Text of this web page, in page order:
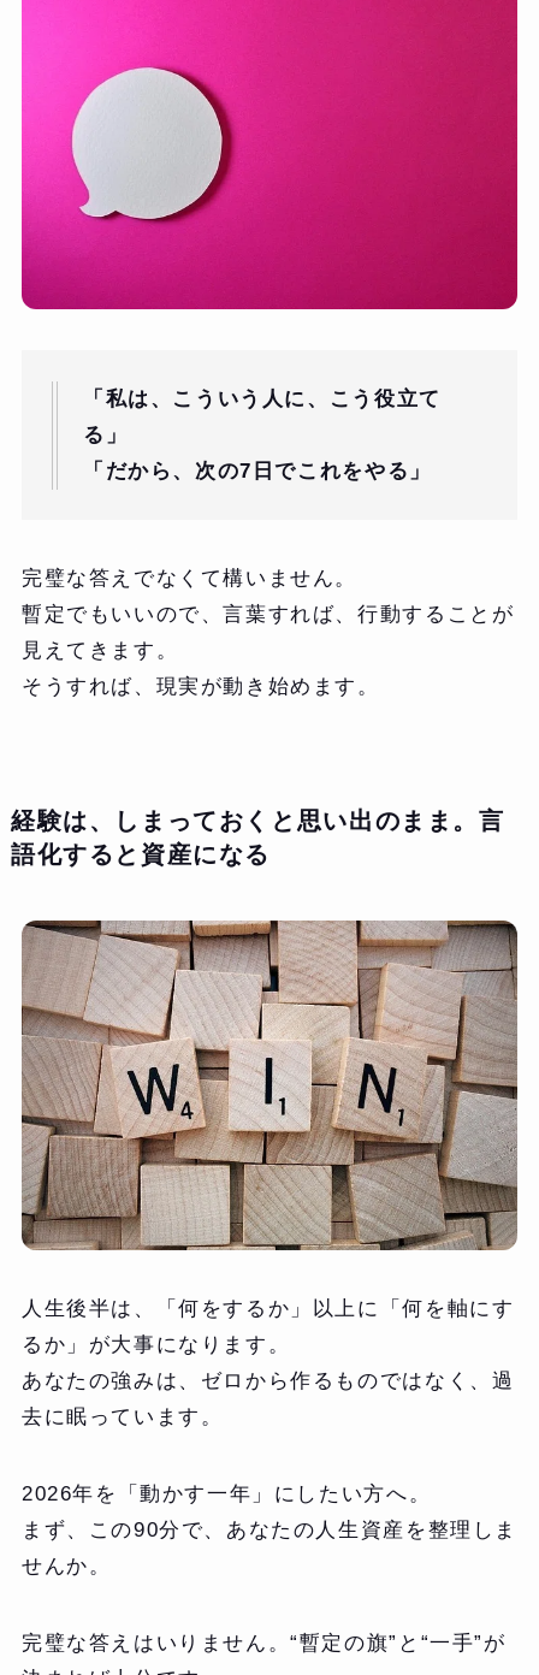
「私は、こういう人に、こう役立て
る」
「だから、次の7日でこれをやる」
完璧な答えでなくて構いません。
暫定でもいいので、言葉すれば、行動することが
見えてきます。
そうすれば、現実が動き始めます。
経験は、しまっておくと思い出のまま。言
語化すると資産になる
人生後半は、「何をするか」以上に「何を軸にす
るか」が大事になります。
あなたの強みは、ゼロから作るものではなく、過
去に眠っています。
2026年を「動かす一年」にしたい方へ。
まず、この90分で、あなたの人生資産を整理しま
せんか。
完璧な答えはいりません。“暫定の旗”と“一手”が